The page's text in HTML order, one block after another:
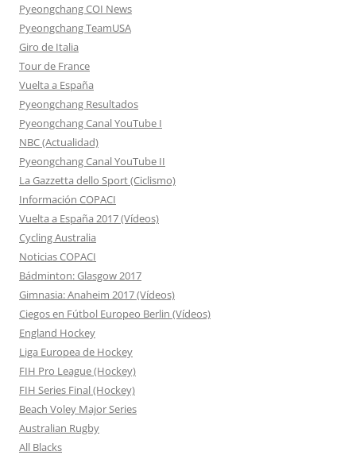
Pyeongchang COI News
Pyeongchang TeamUSA
Giro de Italia
Tour de France
Vuelta a España
Pyeongchang Resultados
Pyeongchang Canal YouTube I
NBC (Actualidad)
Pyeongchang Canal YouTube II
La Gazzetta dello Sport (Ciclismo)
Información COPACI
Vuelta a España 2017 (Vídeos)
Cycling Australia
Noticias COPACI
Bádminton: Glasgow 2017
Gimnasia: Anaheim 2017 (Vídeos)
Ciegos en Fútbol Europeo Berlin (Vídeos)
England Hockey
Liga Europea de Hockey
FIH Pro League (Hockey)
FIH Series Final (Hockey)
Beach Voley Major Series
Australian Rugby
All Blacks